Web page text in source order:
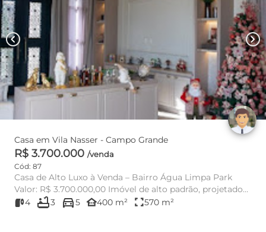
chevron_left chevron_right
Casa em Vila Nasser - Campo Grande
R$ 3.700.000 /venda
Cód: 87
Casa de Alto Luxo à Venda – Bairro Água Limpa Park
Valor: R$ 3.700.000,00 Imóvel de alto padrão, projetado
para oferec...
4 bathtub3 directions_car5 other_houses400 m² fullscreen570 m²